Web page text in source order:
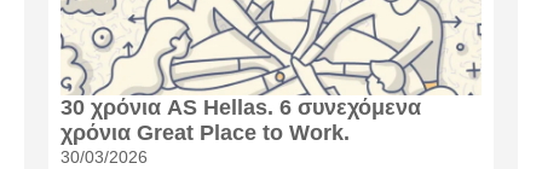
30 χρόνια AS Hellas. 6 συνεχόμενα
χρόνια Great Place to Work.
30/03/2026